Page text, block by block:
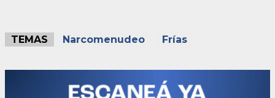
TEMAS Narcomenudeo Frías